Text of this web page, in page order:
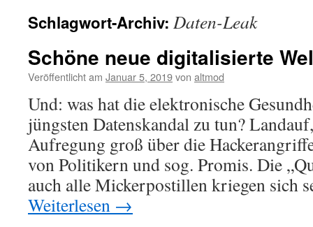
Schlagwort-Archiv: Daten-Leak
Schöne neue digitalisierte
Veröffentlicht am Januar 5, 2019von altmod
Und: was hat die elektronische
jüngsten Datenskandal zu tun?
Aufregung groß über die
von Politikern und sog. Promis. Die
auch alle Mickerpostillen kriegen sich
Weiterlesen →